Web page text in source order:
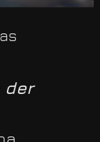
der